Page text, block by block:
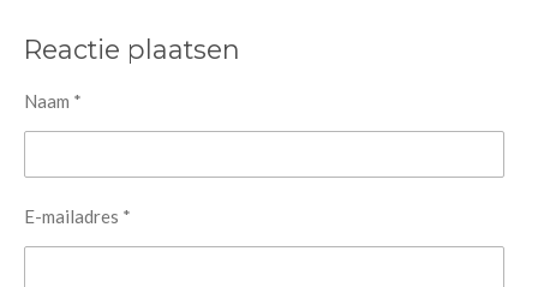
Reactie plaatsen
Naam *
E-mailadres *